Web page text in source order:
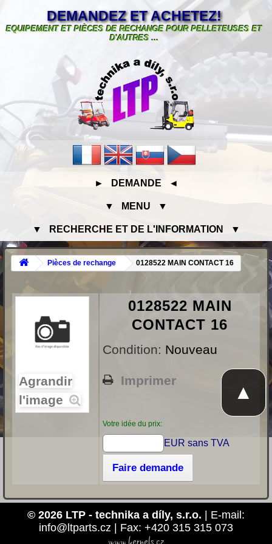
DEMANDEZ ET ACHETEZ!
EQUIPEMENT ET PIÈCES DE RECHANGE POUR PELLETEUSES ET
D'AUTRES ...
► DEMANDE ◄
▼ MENU ▼
▼ RECHERCHE ET DE L'INFORMATION ▼
Pièces de rechange 0128522 MAIN CONTACT 16
Agrandir
l'image
0128522 MAIN
CONTACT 16
Condition: Nouveau
Imprimer
Votre idée du prix:
EUR sans TVA
Faire demande
© 2026 LTP - technika a díly, s.r.o. | E-mail:
info@ltparts.cz | Fax: +420 315 315 073
▲